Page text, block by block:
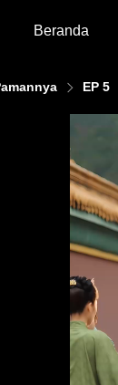
Beranda
EP 5